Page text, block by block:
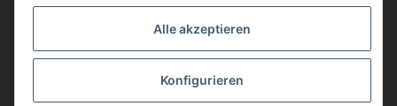
oder schreiben Sie uns:
info@printer-express.deAlle akzeptieren
Konfigurieren